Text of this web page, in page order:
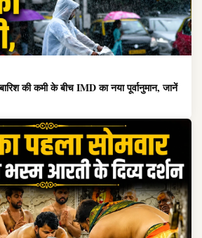
की कमी के बीच IMD का नया पूर्वानुमान, जानें